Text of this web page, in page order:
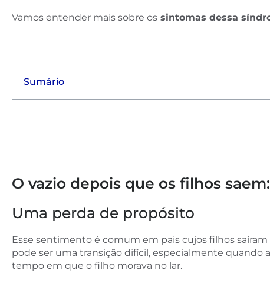
Vamos entender mais sobre os sintomas dessa
Sumário
O vazio depois que os filhos
Uma perda de propósito
Esse sentimento é comum em pais cujos filhos
pode ser uma transição difícil, especialmente
tempo em que o filho morava no lar.